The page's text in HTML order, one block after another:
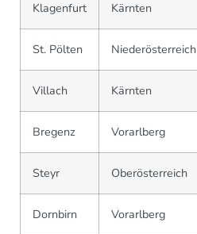
Klagenfurt Kärnten
St. Pölten Niederösterreich
Villach Kärnten
Bregenz Vorarlberg
Steyr Oberösterreich
Dornbirn Vorarlberg